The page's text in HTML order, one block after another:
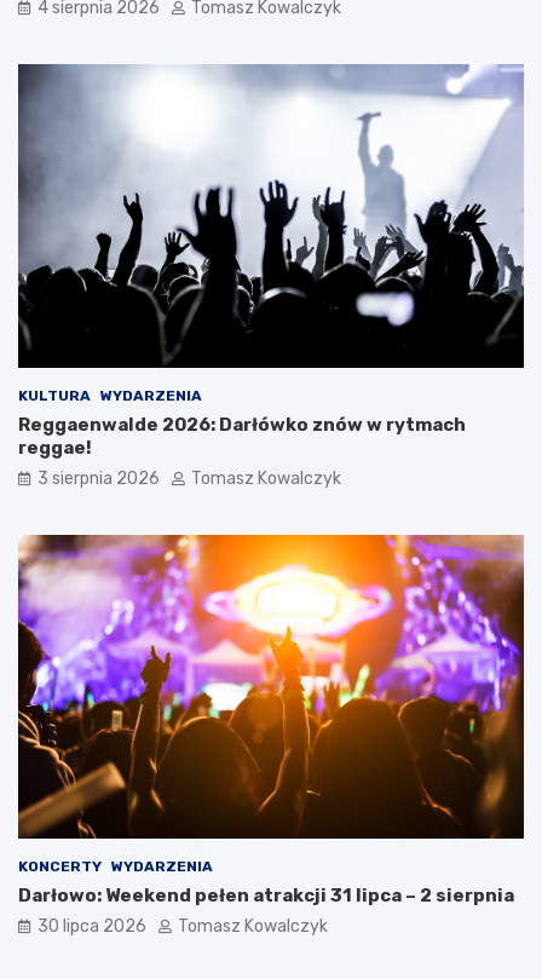
4 sierpnia 2026 Tomasz Kowalczyk
KULTURA WYDARZENIA
Reggaenwalde 2026: Darłówko znów w rytmach
reggae!
3 sierpnia 2026 Tomasz Kowalczyk
KONCERTY WYDARZENIA
Darłowo: Weekend pełen atrakcji 31 lipca – 2 sierpnia
30 lipca 2026 Tomasz Kowalczyk